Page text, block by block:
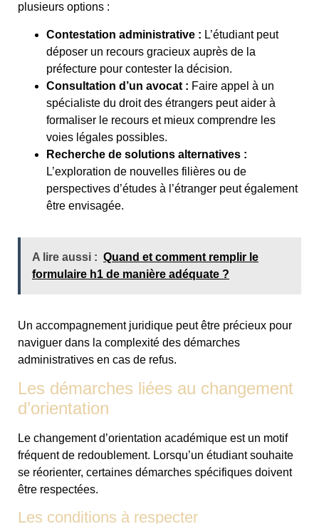
plusieurs options :
Contestation administrative : L’étudiant peut
déposer un recours gracieux auprès de la
préfecture pour contester la décision.
Consultation d’un avocat : Faire appel à un
spécialiste du droit des étrangers peut aider à
formaliser le recours et mieux comprendre les
voies légales possibles.
Recherche de solutions alternatives :
L’exploration de nouvelles filières ou de
perspectives d’études à l’étranger peut également
être envisagée.
A lire aussi : Quand et comment remplir le
formulaire h1 de manière adéquate ?
Un accompagnement juridique peut être précieux pour
naviguer dans la complexité des démarches
administratives en cas de refus.
Les démarches liées au changement
d’orientation
Le changement d’orientation académique est un motif
fréquent de redoublement. Lorsqu’un étudiant souhaite
se réorienter, certaines démarches spécifiques doivent
être respectées.
Les conditions à respecter